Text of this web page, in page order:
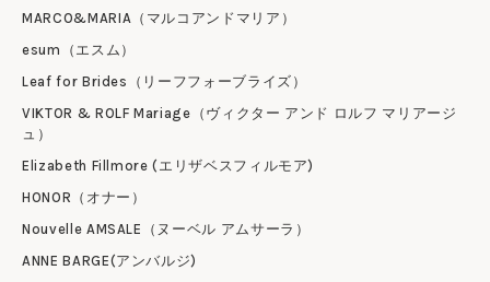
MARCO&MARIA（マルコアンドマリア）
esum（エスム）
Leaf for Brides（リーフフォーブライズ）
VIKTOR & ROLF Mariage（ヴィクター アンド ロルフ マリアージ
ュ）
Elizabeth Fillmore (エリザベスフィルモア)
HONOR（オナー）
Nouvelle AMSALE（ヌーベル アムサーラ）
ANNE BARGE(アンバルジ)